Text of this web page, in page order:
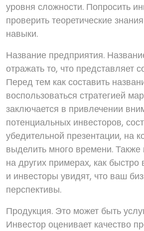
уровня сложности. Попросить
проверить теоретические
навыки.
Название предприятия.
отражать то, что представляет
Перед тем как составить
воспользоваться стратегией
заключается в привлечении
потенциальных инвесторов,
убедительной презентации, на
выделить много времени. Также
на других примерах, как быстро
и инвесторы увидят, что ваш
перспективы.
Продукция. Это может быть
Инвестор оценивает качество